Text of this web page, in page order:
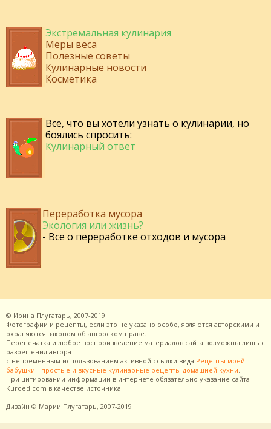
Экстремальная кулинария
Меры веса
Полезные советы
Кулинарные новости
Косметика
Все, что вы хотели узнать о кулинарии, но
боялись спросить:
Кулинарный ответ
Переработка мусора
Экология или жизнь?
- Все о переработке отходов и мусора
© Ирина Плугатарь, 2007-2019.
Фотографии и рецепты, если это не указано особо, являются авторскими и
охраняются законом об авторском праве.
Перепечатка и любое воспроизведение материалов сайта возможны лишь с
разрешения автора
с непременным использованием активной ссылки вида Рецепты моей
бабушки - простые и вкусные кулинарные рецепты домашней кухни.
При цитировании информации в интернете обязательно указание сайта
Kuroed.com в качестве источника.
Дизайн © Марии Плугатарь, 2007-2019